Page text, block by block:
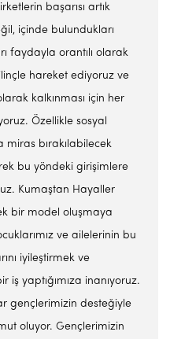
başarısı artık
içinde bulundukları
faydayla orantılı olarak
hareket ediyoruz ve
kalkınması için her
Özellikle sosyal
bırakılabilecek
bu yöndeki girişimlere
Kumaştan Hayaller
bir model oluşmaya
ve ailelerinin bu
iyileştirmek ve
iş yaptığımıza inanıyoruz.
gençlerimizin desteğiyle
oluyor. Gençlerimizin